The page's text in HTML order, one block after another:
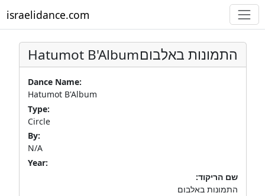
israelidance.com
Hatumot B'Albumהתמונות באלבום
Dance Name:
Hatumot B'Album
Type:
Circle
By:
N/A
Year:
שם הריקוד:
התמונות באלבום